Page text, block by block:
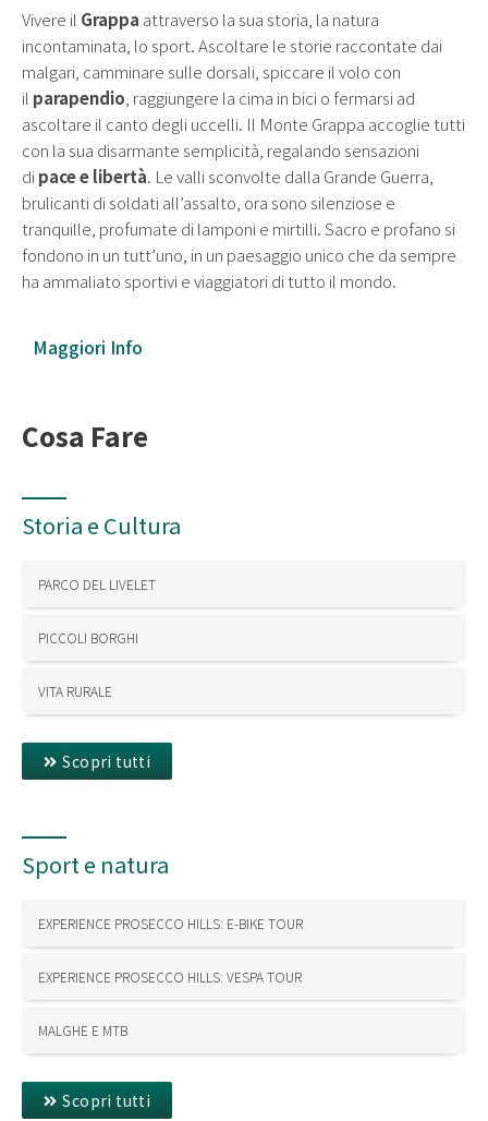
Vivere il Grappa attraverso la sua storia, la natura
incontaminata, lo sport. Ascoltare le storie raccontate dai
malgari, camminare sulle dorsali, spiccare il volo con
il parapendio , raggiungere la cima in bici o fermarsi ad
ascoltare il canto degli uccelli. Il Monte Grappa accoglie tutti
con la sua disarmante semplicità, regalando sensazioni
di pace e libertà. Le valli sconvolte dalla Grande Guerra,
brulicanti di soldati all’assalto, ora sono silenziose e
tranquille, profumate di lamponi e mirtilli. Sacro e profano si
fondono in un tutt’uno, in un paesaggio unico che da sempre
ha ammaliato sportivi e viaggiatori di tutto il mondo.
Maggiori Info
Cosa Fare
Storia e Cultura
PARCO DEL LIVELET
PICCOLI BORGHI
VITA RURALE
Scopri tutti
Sport e natura
EXPERIENCE PROSECCO HILLS: E-BIKE TOUR
EXPERIENCE PROSECCO HILLS: VESPA TOUR
MALGHE E MTB
Scopri tutti